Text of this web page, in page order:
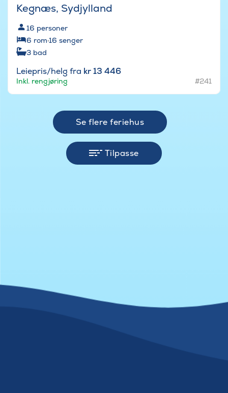
Kegnæs, Sydjylland
16 personer
6 rom·16 senger
3 bad
Leiepris/helg fra kr 13 446
Inkl. rengjøring #241
Se flere feriehus
Tilpasse